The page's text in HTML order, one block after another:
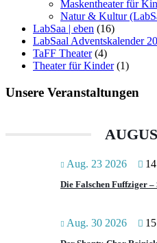
Maskentheater für
Natur & Kultur
LabSaa | eben (16)
LabSaal Adventskalender
TaFF Theater(4)
Theater für Kinder(1)
Unsere Veranstaltungen
Aug. 23 2026
Die Falschen Fuffziger
Aug. 30 2026